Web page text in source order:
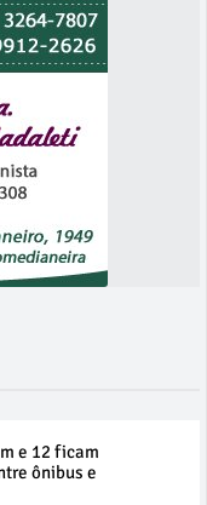
e 12 ficam
ônibus e